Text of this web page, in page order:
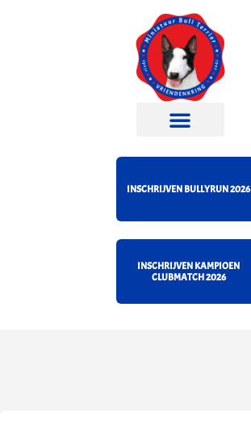
INSCHRIJVEN BULLYRUN 2026
INSCHRIJVEN KAMPIOEN
CLUBMATCH 2026